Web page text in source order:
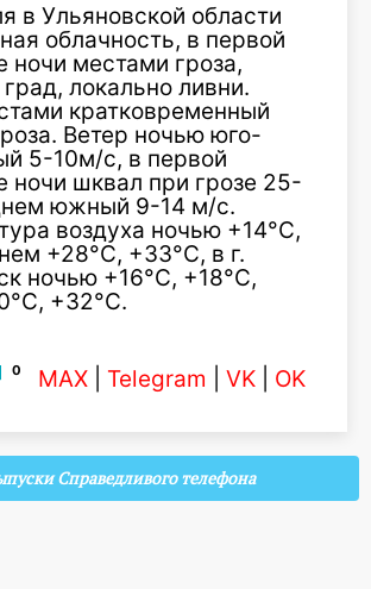
в Ульяновской области
облачность, в первой
ночи местами гроза,
локально ливни.
кратковременный
Ветер ночью юго-
5-10м/с, в первой
ночи шквал при грозе 25-
южный 9-14 м/с.
воздуха ночью +14°С,
+28°С, +33°С, в г.
ночью +16°С, +18°С,
+32°С.
0 MAX Telegram VK OK
Справедливого телефона